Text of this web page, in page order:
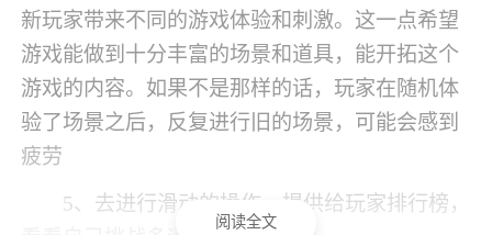
新玩家带来不同的游戏体验和刺激。这一点希望
游戏能做到十分丰富的场景和道具，能开拓这个
游戏的内容。如果不是那样的话，玩家在随机体
验了场景之后，反复进行旧的场景，可能会感到
疲劳
5、去进行滑动的操作，提供给玩家排行榜，
阅读全文